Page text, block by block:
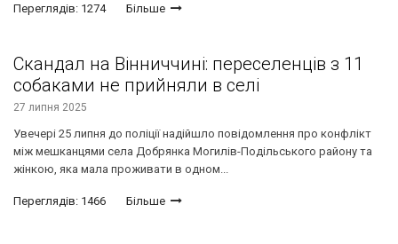
Переглядів: 1274 Більше
Скандал на Вінниччині: переселенців з 11
собаками не прийняли в селі
27 липня 2025
Увечері 25 липня до поліції надійшло повідомлення про конфлікт
між мешканцями села Добрянка Могилів-Подільського району та
жінкою, яка мала проживати в одном...
Переглядів: 1466 Більше